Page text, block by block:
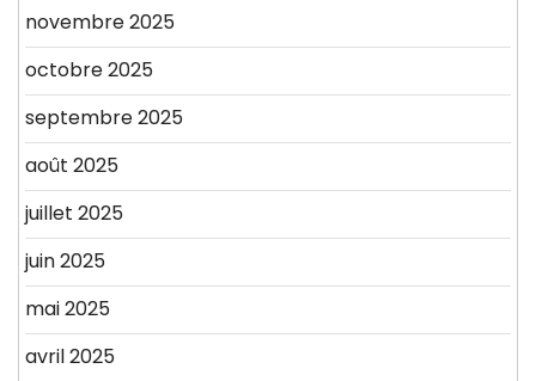
novembre 2025
octobre 2025
septembre 2025
août 2025
juillet 2025
juin 2025
mai 2025
avril 2025